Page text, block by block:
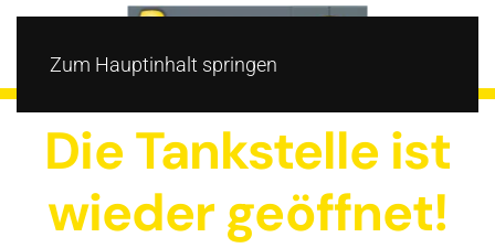
Zum Hauptinhalt springen
Die Tankstelle ist
wieder geöffnet!